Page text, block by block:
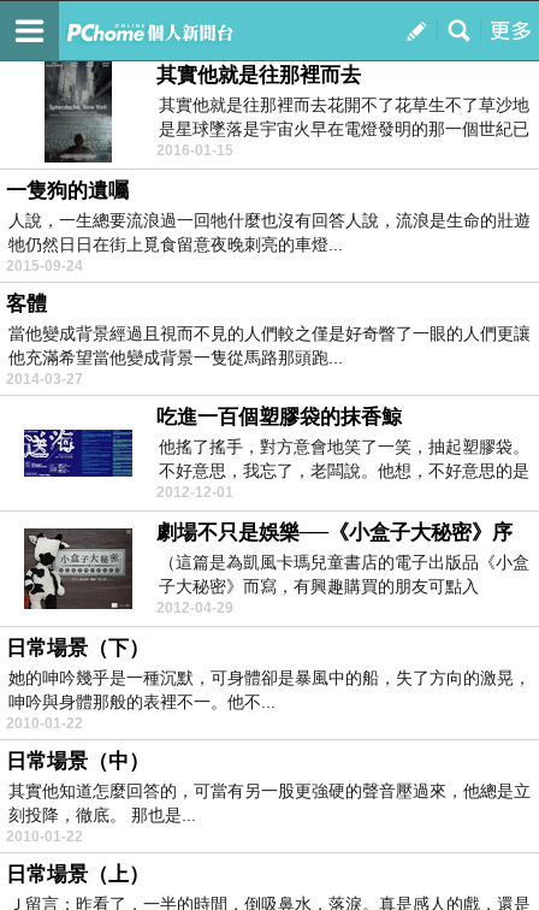
我的
訂閱
在你說喂之前
其實他就是往那裡而去
其實他就是往那裡而去花開不了花草生不了草沙地
是星球墜落是宇宙火早在電燈發明的那一個世紀已
經熄滅今...
2016-01-15
一隻狗的遺囑
人說，一生總要流浪過一回牠什麼也沒有回答人說，流浪是生命的壯遊
牠仍然日日在街上覓食留意夜晚刺亮的車燈...
2015-09-24
客體
當他變成背景經過且視而不見的人們較之僅是好奇瞥了一眼的人們更讓
他充滿希望當他變成背景一隻從馬路那頭跑...
2014-03-27
吃進一百個塑膠袋的抹香鯨
他搖了搖手，對方意會地笑了一笑，抽起塑膠袋。
不好意思，我忘了，老闆說。他想，不好意思的是
自己，是他很...
2012-12-01
劇場不只是娛樂──《小盒子大秘密》序
（這篇是為凱風卡瑪兒童書店的電子出版品《小盒
子大秘密》而寫，有興趣購買的朋友可點入
http://ww...
2012-04-29
日常場景（下）
她的呻吟幾乎是一種沉默，可身體卻是暴風中的船，失了方向的激晃，
呻吟與身體那般的表裡不一。他不...
2010-01-22
日常場景（中）
其實他知道怎麼回答的，可當有另一股更強硬的聲音壓過來，他總是立
刻投降，徹底。 那也是...
2010-01-22
日常場景（上）
Ｊ留言：昨看了，一半的時間，倒吸鼻水，落淚。真是感人的戲，還是